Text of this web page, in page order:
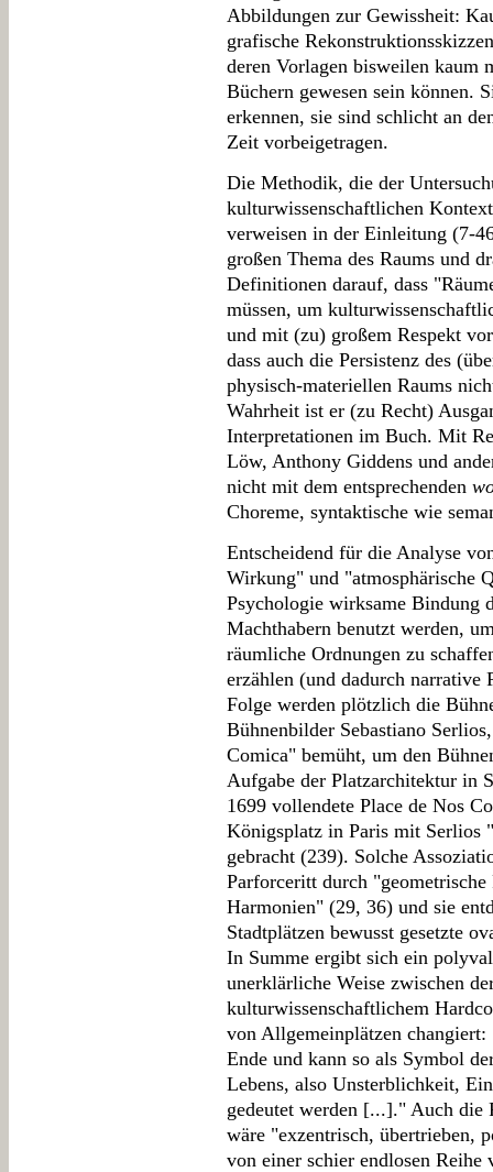
Abbildungen zur Gewissheit:
grafische
deren Vorlagen bisweilen kaum
Büchern gewesen sein können.
erkennen, sie sind schlicht an
Zeit vorbeigetragen.
Die Methodik, die der
kulturwissenschaftlichen
verweisen in der Einleitung (7-
großen Thema des Raums und
Definitionen darauf, dass
müssen, um
und mit (zu) großem Respekt
dass auch die Persistenz des
physisch-materiellen Raums
Wahrheit ist er (zu Recht)
Interpretationen im Buch. Mit
Löw, Anthony Giddens und
nicht mit dem entsprechenden
Choreme, syntaktische wie
Entscheidend für die Analyse
Wirkung" und "atmosphärische
Psychologie wirksame Bindung
Machthabern benutzt werden,
räumliche Ordnungen zu
erzählen (und dadurch
Folge werden plötzlich die
Bühnenbilder Sebastiano
Comica" bemüht, um den
Aufgabe der Platzarchitektur in
1699 vollendete Place de Nos
Königsplatz in Paris mit Serlios
gebracht (239). Solche
Parforceritt durch
Harmonien" (29, 36) und sie
Stadtplätzen bewusst gesetzte
In Summe ergibt sich ein
unerklärliche Weise zwischen
kulturwissenschaftlichem
von Allgemeinplätzen
Ende und kann so als Symbol
Lebens, also Unsterblichkeit,
gedeutet werden [...]." Auch
wäre "exzentrisch, übertrieben,
von einer schier endlosen